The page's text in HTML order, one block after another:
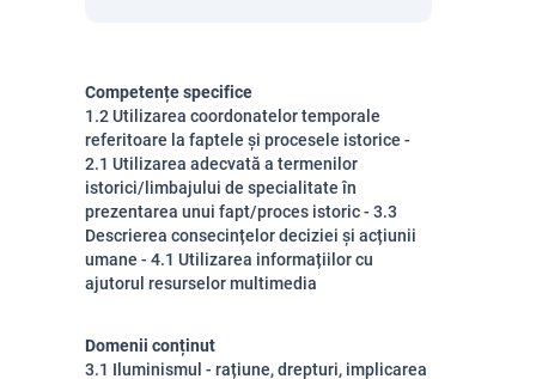
Competențe specifice
1.2 Utilizarea coordonatelor temporale
referitoare la faptele și procesele istorice -
2.1 Utilizarea adecvată a termenilor
istorici/limbajului de specialitate în
prezentarea unui fapt/proces istoric - 3.3
Descrierea consecințelor deciziei și acțiunii
umane - 4.1 Utilizarea informațiilor cu
ajutorul resurselor multimedia
Domenii conținut
3.1 Iluminismul - rațiune, drepturi, implicarea